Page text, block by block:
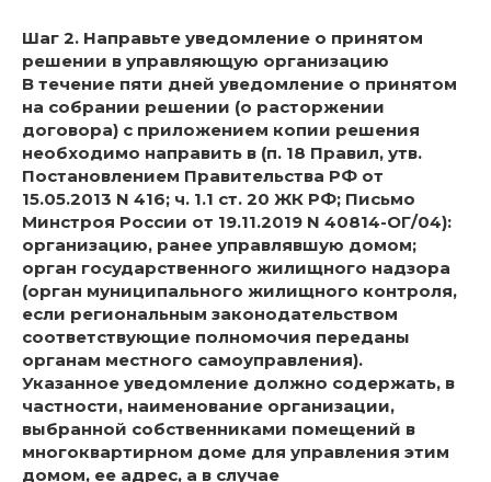
Шаг 2. Направьте уведомление о принятом
решении в управляющую организацию
В течение пяти дней уведомление о принятом
на собрании решении (о расторжении
договора) с приложением копии решения
необходимо направить в (п. 18 Правил, утв.
Постановлением Правительства РФ от
15.05.2013 N 416; ч. 1.1 ст. 20 ЖК РФ; Письмо
Минстроя России от 19.11.2019 N 40814-ОГ/04):
организацию, ранее управлявшую домом;
орган государственного жилищного надзора
(орган муниципального жилищного контроля,
если региональным законодательством
соответствующие полномочия переданы
органам местного самоуправления).
Указанное уведомление должно содержать, в
частности, наименование организации,
выбранной собственниками помещений в
многоквартирном доме для управления этим
домом, ее адрес, а в случае